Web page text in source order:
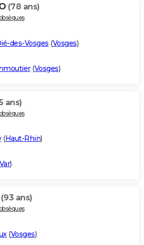
(78 ans)
des-Vosges (Vosges)
(Vosges)
ans)
(Haut-Rhin)
)
(93 ans)
(Vosges)